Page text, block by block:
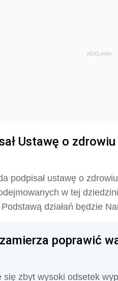
REKLAMA
Ustawę o
podpisał ustawę o
w tej
działań będzie
poprawić
się zbyt wysoki odsetek